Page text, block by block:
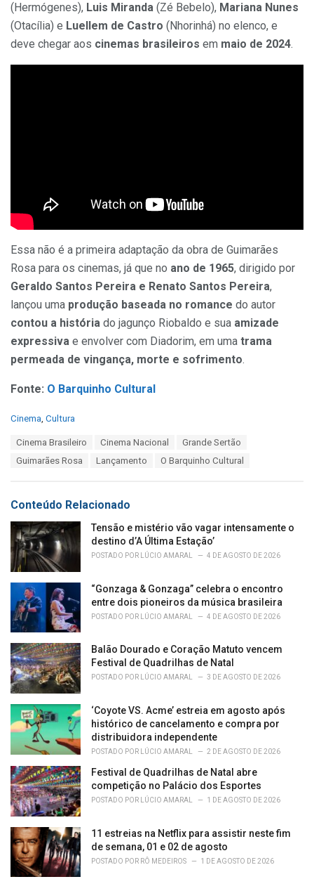
(Hermógenes), Luis Miranda (Zé Bebelo), Mariana Nunes
(Otacília) e Luellem de Castro (Nhorinhá) no elenco, e
deve chegar aos cinemas brasileiros em maio de 2024.
Essa não é a primeira adaptação da obra de Guimarães
Rosa para os cinemas, já que no ano de 1965, dirigido por
Geraldo Santos Pereira e Renato Santos Pereira,
lançou uma produção baseada no romance do autor
contou a história do jagunço Riobaldo e sua amizade
expressiva e envolver com Diadorim, em uma trama
permeada de vingança, morte e sofrimento.
Fonte: O Barquinho Cultural
C
i
e
s
Cinema, Cultura
Cinema Brasileiro Cinema Nacional
Grande Sertão
Guimarães Rosa
Lançamento O Barquinho Cultural
Conteúdo Relacionado
Tensão e mistério vão vagar intensamente o
destino d’A Última Estação’
POSTADO POR LÚCIO AMARAL 4 DE AGOSTO DE 2026
“Gonzaga & Gonzaga” celebra o encontro
entre dois pioneiros da música brasileira
POSTADO POR LÚCIO AMARAL 4 DE AGOSTO DE 2026
Balão Dourado e Coração Matuto vencem
Festival de Quadrilhas de Natal
POSTADO POR LÚCIO AMARAL 3 DE AGOSTO DE 2026
‘Coyote VS. Acme’ estreia em agosto após
histórico de cancelamento e compra por
distribuidora independente
POSTADO POR LÚCIO AMARAL 2 DE AGOSTO DE 2026
Festival de Quadrilhas de Natal abre
competição no Palácio dos Esportes
POSTADO POR LÚCIO AMARAL 1 DE AGOSTO DE 2026
11 estreias na Netflix para assistir neste fim
de semana, 01 e 02 de agosto
POSTADO POR RÔ MEDEIROS 1 DE AGOSTO DE 2026